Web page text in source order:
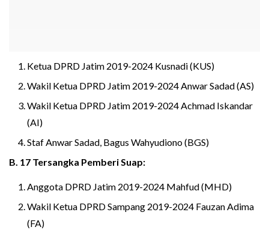
Ketua DPRD Jatim 2019-2024 Kusnadi (KUS)
Wakil Ketua DPRD Jatim 2019-2024 Anwar Sadad (AS)
Wakil Ketua DPRD Jatim 2019-2024 Achmad Iskandar
(AI)
Staf Anwar Sadad, Bagus Wahyudiono (BGS)
B. 17 Tersangka Pemberi Suap:
Anggota DPRD Jatim 2019-2024 Mahfud (MHD)
Wakil Ketua DPRD Sampang 2019-2024 Fauzan Adima
(FA)